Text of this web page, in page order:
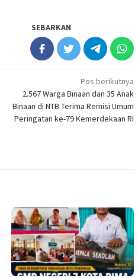
SEBARKAN
Pos berikutnya
2.567 Warga Binaan dan 35 Anak
Binaan di NTB Terima Remisi Umum
Peringatan ke-79 Kemerdekaan RI